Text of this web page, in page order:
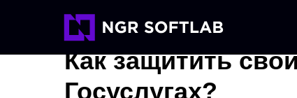
Как защитить
Госуслугах?